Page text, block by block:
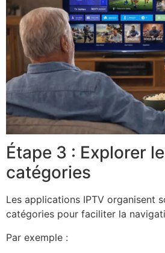
Étape 3 : Explorer
catégories
Les applications IPTV organisent
catégories pour faciliter la
Par exemple :